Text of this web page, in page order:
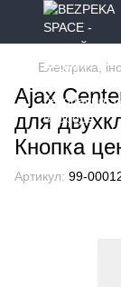
Електрика,
Ajax
для
Кнопка
Артикул: 99-